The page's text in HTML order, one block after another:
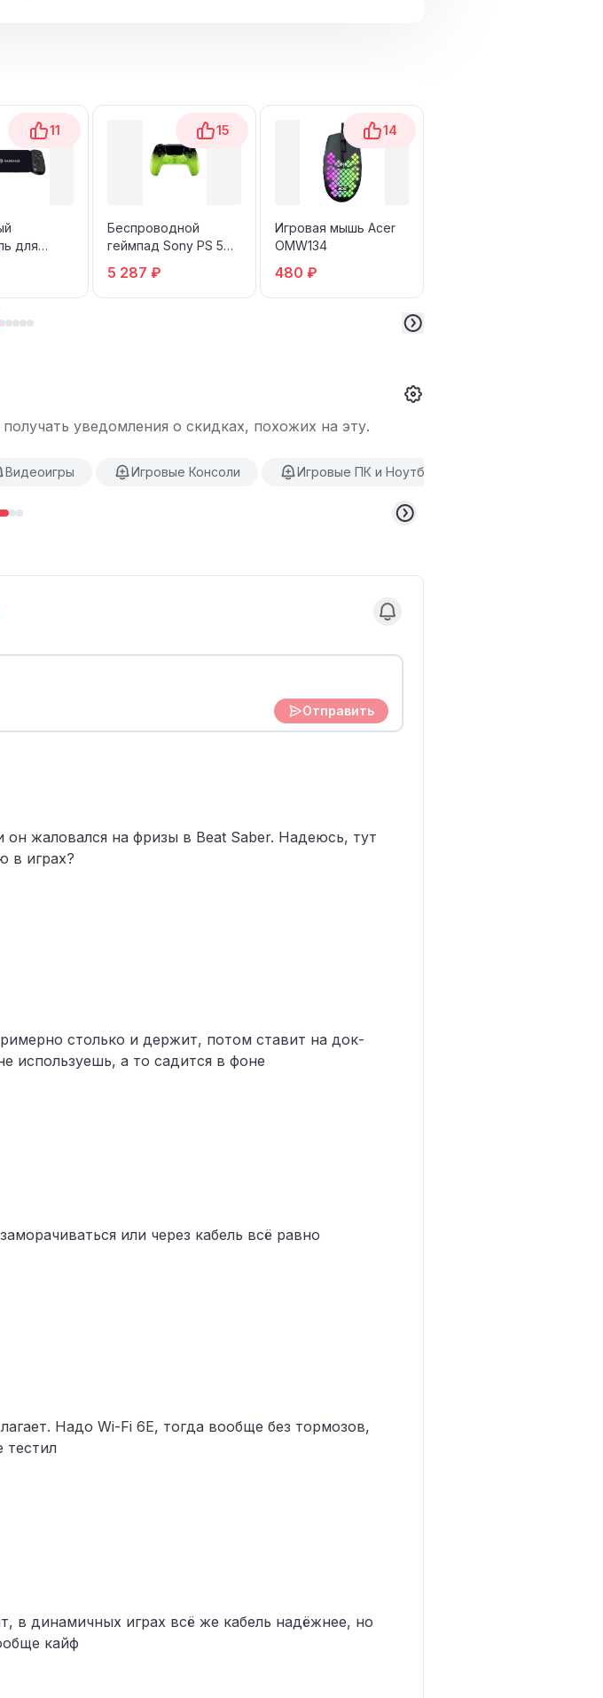
11
для
15
Беспроводной
геймпад Sony PS 5
Green
5 287 ₽
14
Игровая мышь Acer
OMW134
480 ₽
уведомления о скидках, похожих на эту.
Видеоигры Игровые Консоли Игровые ПК и Ноутбуки
Отправить
жаловался на фризы в Beat Saber. Надеюсь, тут
в играх?
столько и держит, потом ставит на док-
используешь, а то садится в фоне
или через кабель всё равно
Надо Wi-Fi 6E, тогда вообще без тормозов,
тестил
в динамичных играх всё же кабель надёжнее, но
кайф